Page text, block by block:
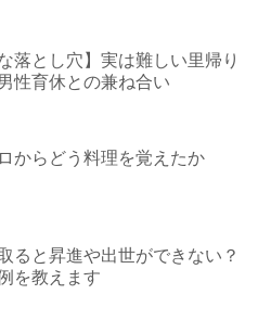
な落とし穴】実は難しい里帰り
性育休との兼ね合い
からどう料理を覚えたか
ると昇進や出世ができない？
を教えます